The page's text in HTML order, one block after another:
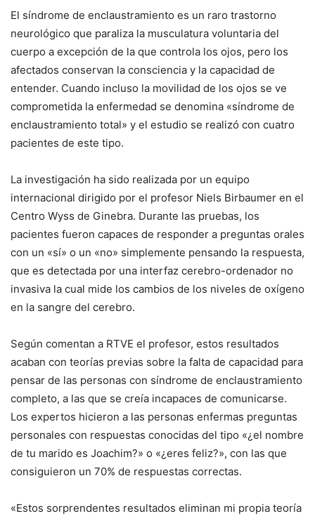
El síndrome de enclaustramiento es un raro trastorno
neurológico que paraliza la musculatura voluntaria del
cuerpo a excepción de la que controla los ojos, pero los
afectados conservan la consciencia y la capacidad de
entender. Cuando incluso la movilidad de los ojos se ve
comprometida la enfermedad se denomina «síndrome de
enclaustramiento total» y el estudio se realizó con cuatro
pacientes de este tipo.
La investigación ha sido realizada por un equipo
internacional dirigido por el profesor Niels Birbaumer en el
Centro Wyss de Ginebra. Durante las pruebas, los
pacientes fueron capaces de responder a preguntas orales
con un «sí» o un «no» simplemente pensando la respuesta,
que es detectada por una interfaz cerebro-ordenador no
invasiva la cual mide los cambios de los niveles de oxígeno
en la sangre del cerebro.
Según comentan a RTVE el profesor, estos resultados
acaban con teorías previas sobre la falta de capacidad para
pensar de las personas con síndrome de enclaustramiento
completo, a las que se creía incapaces de comunicarse.
Los expertos hicieron a las personas enfermas preguntas
personales con respuestas conocidas del tipo «¿el nombre
de tu marido es Joachim?» o «¿eres feliz?», con las que
consiguieron un 70% de respuestas correctas.
«Estos sorprendentes resultados eliminan mi propia teoría